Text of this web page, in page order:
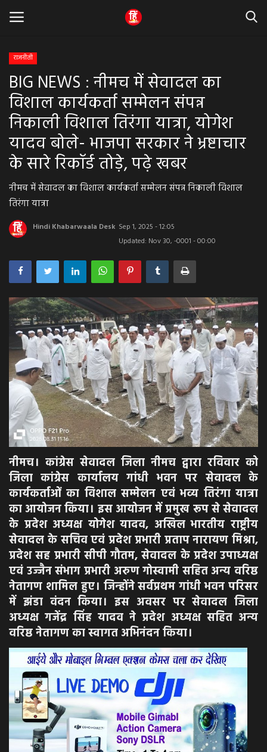
Home
धर्म & ज्योतिष
बड़ी खबर
मध्यप्रदेश
राजस्थान
व्यापार व्यवसाय
राजनीती
अपराध
मनोरंजन
खेल
एजुकेशन & करियर
हेल्थ & लाइफ स्टाइल
वीडियो
Gallery
राजनीती
BIG NEWS : नीमच में सेवादल का
विशाल कार्यकर्ता सम्मेलन संपन्न
निकाली विशाल तिरंगा यात्रा, योगेश
यादव बोले- भाजपा सरकार ने भ्रष्टाचार
के सारे रिकॉर्ड तोड़े, पढ़े खबर
नीमच में सेवादल का विशाल कार्यकर्ता सम्मेलन संपन्न निकाली विशाल
तिरंगा यात्रा
Hindi Khabarwaala Desk Sep 1, 2025 - 12:05
Updated: Nov 30, -0001 - 00:00
नीमच। कांग्रेस सेवादल जिला नीमच द्वारा रविवार को
जिला कांग्रेस कार्यालय गांधी भवन पर सेवादल के
कार्यकर्ताओं का विशाल सम्मेलन एवं भव्य तिरंगा यात्रा
का आयोजन किया। इस आयोजन में प्रमुख रूप से सेवादल
के प्रदेश अध्यक्ष योगेश यादव, अखिल भारतीय राष्ट्रीय
सेवादल के सचिव एवं प्रदेश प्रभारी प्रताप नारायण मिश्रा,
प्रदेश सह प्रभारी सीपी गौतम, सेवादल के प्रदेश उपाध्यक्ष
एवं उज्जैन संभाग प्रभारी अरुण गोस्वामी सहित अन्य वरिष्ठ
नेतागण शामिल हुए। जिन्होंने सर्वप्रथम गांधी भवन परिसर
में झंडा वंदन किया। इस अवसर पर सेवादल जिला
अध्यक्ष गजेंद्र सिंह यादव ने प्रदेश अध्यक्ष सहित अन्य
वरिष्ठ नेतागण का स्वागत अभिनंदन किया।